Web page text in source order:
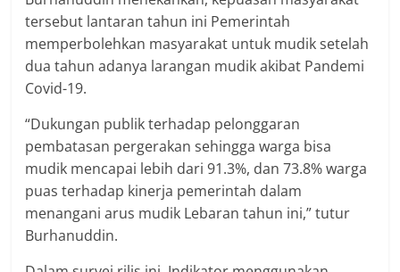
tersebut lantaran tahun ini Pemerintah
memperbolehkan masyarakat untuk mudik setelah
dua tahun adanya larangan mudik akibat Pandemi
Covid-19.
“Dukungan publik terhadap pelonggaran
pembatasan pergerakan sehingga warga bisa
mudik mencapai lebih dari 91.3%, dan 73.8% warga
puas terhadap kinerja pemerintah dalam
menangani arus mudik Lebaran tahun ini,” tutur
Burhanuddin.